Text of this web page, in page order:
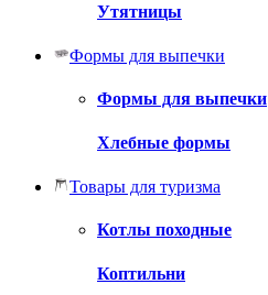
Утятницы
Формы для выпечки
Формы для выпечки
Хлебные формы
Товары для туризма
Котлы походные
Коптильни